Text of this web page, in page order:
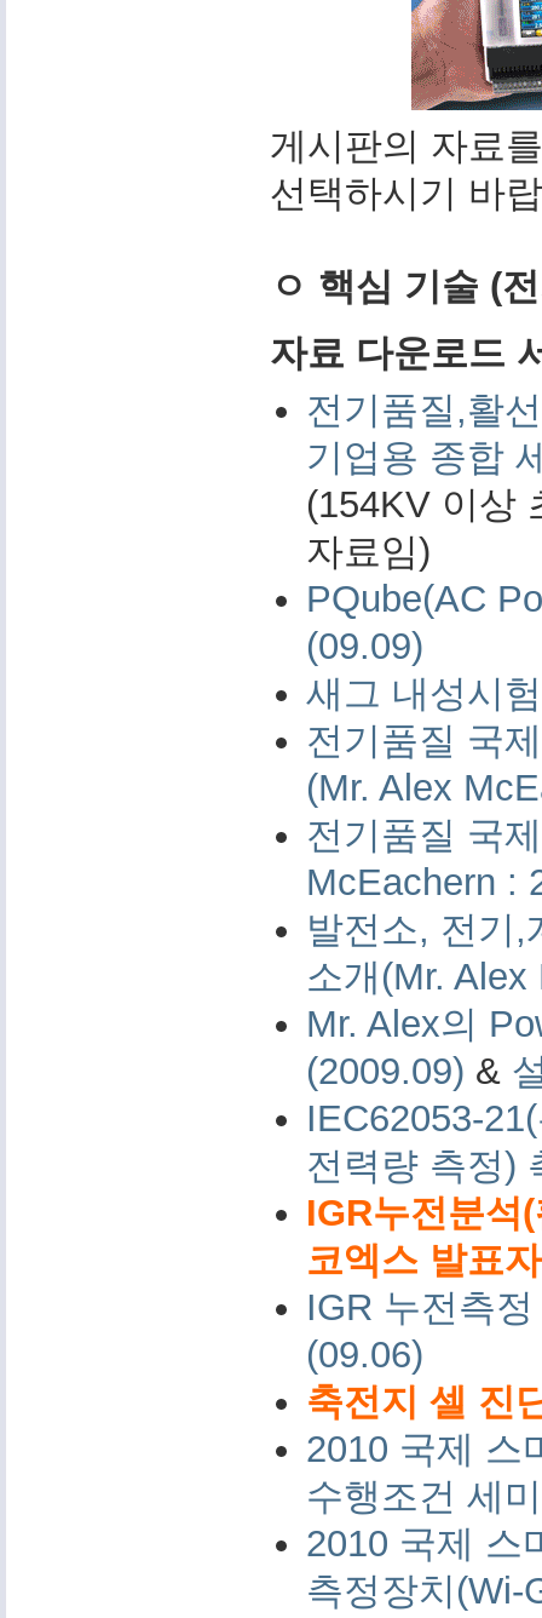
게시판의 자료
선택하시기 바
ㅇ 핵심 기술 (
자료 다운로드
전기품질,활
기업용 종합
(154KV 이상
자료임)
PQube(AC
(09.09)
새그 내성시
전기품질 국
(Mr. Alex
전기품질 국
McEachern :
발전소, 전기,
소개(Mr.
Mr. Alex의
(2009.09) &
IEC62053-
전력량 측정)
IGR누전분석
코엑스 발표
IGR 누전측
(09.06)
축전지 셀 진
2010 국제 스
수행조건 세
2010 국제 스
측정장치(Wi-